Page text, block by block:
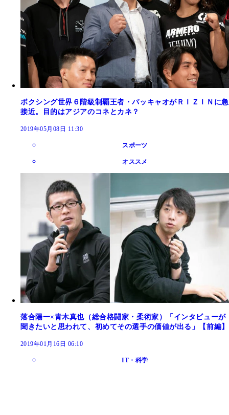
ボクシング世界６階級制覇王者・パッキャオがＲＩＺＩＮに急
接近。目的はアジアのコネとカネ？
2019年05月08日 11:30
スポーツ
オススメ
落合陽一×青木真也（総合格闘家・柔術家）「インタビューが
聞きたいと思われて、初めてその選手の価値が出る」【前編】
2019年01月16日 06:10
IT・科学